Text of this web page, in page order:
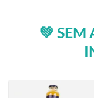
💚 SEM